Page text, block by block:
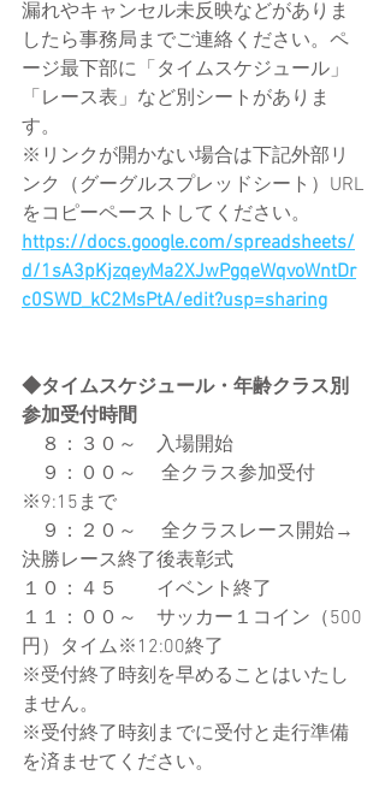
漏れやキャンセル未反映などがありま
したら事務局までご連絡ください。ペ
ージ最下部に「タイムスケジュール」
「レース表」など別シートがありま
す。
※リンクが開かない場合は下記外部リ
ンク（グーグルスプレッドシート）URL
をコピーペーストしてください。
https://docs.google.com/spreadsheets/
d/1sA3pKjzqeyMa2XJwPgqeWqvoWntDr
c0SWD_kC2MsPtA/edit?usp=sharing
◆タイムスケジュール・年齢クラス別
参加受付時間
８：３０～　入場開始
９：００～ 　全クラス参加受付
※9:15まで
９：２０～ 　全クラスレース開始→
決勝レース終了後表彰式
１０：４５　　イベント終了
１１：００～　サッカー１コイン（500
円）タイム※12:00終了
※受付終了時刻を早めることはいたし
ません。
※受付終了時刻までに受付と走行準備
を済ませてください。